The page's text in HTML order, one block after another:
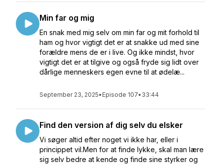
Min far og mig
En snak med mig selv om min far og mit forhold til
ham og hvor vigtigt det er at snakke ud med sine
forældre mens de er i live. Og ikke mindst, hvor
vigtigt det er at tilgive og også fryde sig lidt over
dårlige menneskers egen evne til at ødelæ...
September 23, 2025• Episode 107• 33:44
Find den version af dig selv du elsker
Vi søger altid efter noget vi ikke har, eller i
princippet vil.Men for at finde lykke, skal man lære
sig selv bedre at kende og finde sine styrker og